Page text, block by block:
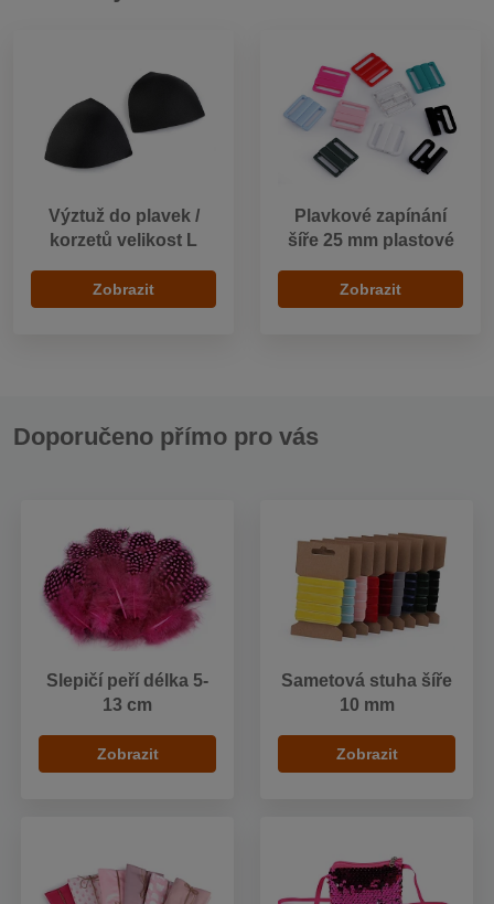
Výztuž do plavek /
korzetů velikost L
Zobrazit
Plavkové zapínání
šíře 25 mm plastové
Zobrazit
Doporučeno přímo pro vás
Slepičí peří délka 5-
13 cm
Zobrazit
Sametová stuha šíře
10 mm
Zobrazit